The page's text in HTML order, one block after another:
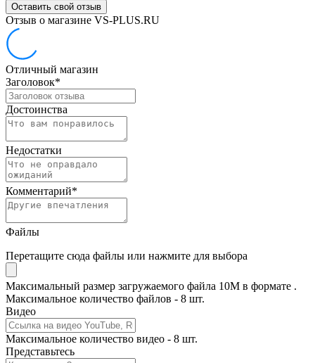
Оставить свой отзыв
Отзыв о магазине VS-PLUS.RU
Отличный магазин
Заголовок*
Достоинства
Недостатки
Комментарий*
Файлы
Перетащите сюда файлы или нажмите для выбора
Максимальный размер загружаемого файла 10M в формате .
Максимальное количество файлов - 8 шт.
Видео
Максимальное количество видео - 8 шт.
Представьтесь